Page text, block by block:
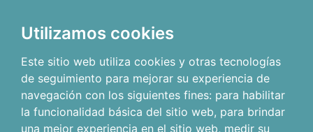
Utilizamos cookies
Este sitio web utiliza cookies y otras tecnologías
de seguimiento para mejorar su experiencia de
navegación con los siguientes fines: para habilitar
la funcionalidad básica del sitio web, para brindar
una mejor experiencia en el sitio web, medir su